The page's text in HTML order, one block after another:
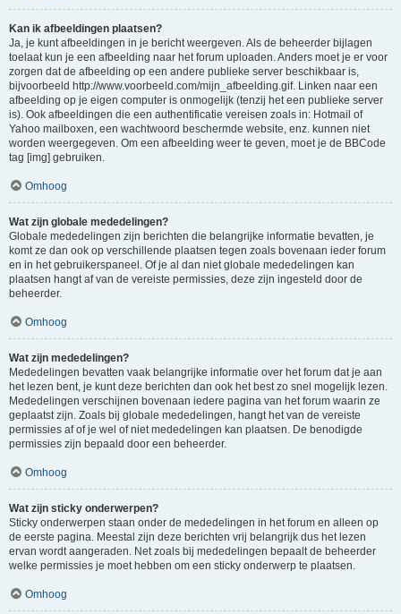
Kan ik afbeeldingen plaatsen?
Ja, je kunt afbeeldingen in je bericht weergeven. Als de beheerder bijlagen
toelaat kun je een afbeelding naar het forum uploaden. Anders moet je er voor
zorgen dat de afbeelding op een andere publieke server beschikbaar is,
bijvoorbeeld http://www.voorbeeld.com/mijn_afbeelding.gif. Linken naar een
afbeelding op je eigen computer is onmogelijk (tenzij het een publieke server
is). Ook afbeeldingen die een authentificatie vereisen zoals in: Hotmail of
Yahoo mailboxen, een wachtwoord beschermde website, enz. kunnen niet
worden weergegeven. Om een afbeelding weer te geven, moet je de BBCode
tag [img] gebruiken.
Omhoog
Wat zijn globale mededelingen?
Globale mededelingen zijn berichten die belangrijke informatie bevatten, je
komt ze dan ook op verschillende plaatsen tegen zoals bovenaan ieder forum
en in het gebruikerspaneel. Of je al dan niet globale mededelingen kan
plaatsen hangt af van de vereiste permissies, deze zijn ingesteld door de
beheerder.
Omhoog
Wat zijn mededelingen?
Mededelingen bevatten vaak belangrijke informatie over het forum dat je aan
het lezen bent, je kunt deze berichten dan ook het best zo snel mogelijk lezen.
Mededelingen verschijnen bovenaan iedere pagina van het forum waarin ze
geplaatst zijn. Zoals bij globale mededelingen, hangt het van de vereiste
permissies af of je wel of niet mededelingen kan plaatsen. De benodigde
permissies zijn bepaald door een beheerder.
Omhoog
Wat zijn sticky onderwerpen?
Sticky onderwerpen staan onder de mededelingen in het forum en alleen op
de eerste pagina. Meestal zijn deze berichten vrij belangrijk dus het lezen
ervan wordt aangeraden. Net zoals bij mededelingen bepaalt de beheerder
welke permissies je moet hebben om een sticky onderwerp te plaatsen.
Omhoog